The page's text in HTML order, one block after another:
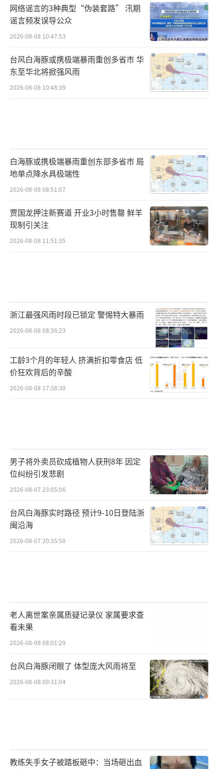
网络谣言的3种典型“伪装套路” 汛期
谣言频发误导公众
2026-08-08 10:47:53
台风白海豚或携极端暴雨重创多省市 华
东至华北将掀强风雨
2026-08-08 10:48:39
白海豚或携极端暴雨重创东部多省市 局
地单点降水具极端性
2026-08-08 08:51:57
贾国龙押注新赛道 开业3小时售罄 鲜羊
现制引关注
2026-08-08 11:51:35
浙江最强风雨时段已锁定 警惕特大暴雨
2026-08-08 08:36:23
工龄3个月的年轻人 挤满折扣零食店 低
价狂欢背后的辛酸
2026-08-08 17:38:30
男子将外卖员砍成植物人获刑8年 因定
位纠纷引发悲剧
2026-08-07 23:05:06
台风白海豚实时路径 预计9-10日登陆浙
闽沿海
2026-08-07 20:35:50
老人离世案亲属质疑记录仪 家属要求查
看未果
2026-08-08 08:01:29
台风白海豚闭眼了 体型庞大风雨将至
2026-08-08 09:31:04
教练失手女子被踏板砸中：当场砸出血